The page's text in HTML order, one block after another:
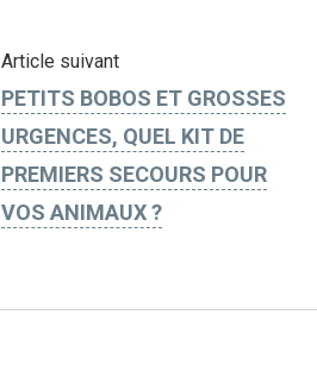
Article suivant
PETITS BOBOS ET GROSSES
URGENCES, QUEL KIT DE
PREMIERS SECOURS POUR
VOS ANIMAUX ?